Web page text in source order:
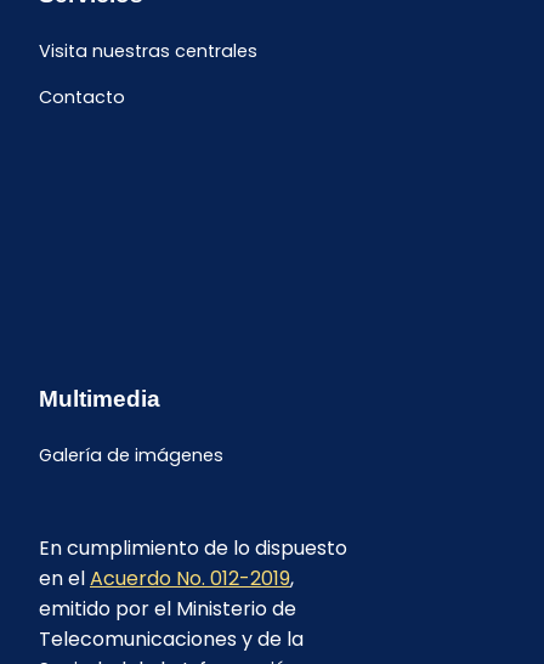
Visita nuestras centrales
Contacto
Multimedia
Galería de imágenes
En cumplimiento de lo dispuesto
en elAcuerdo No. 012-2019,
emitido por el Ministerio de
Telecomunicaciones y de la